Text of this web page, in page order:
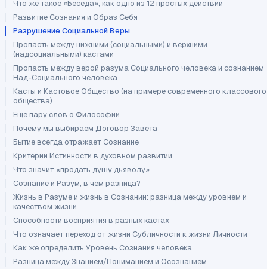
Что же такое «Беседа», как одно из 12 простых действий
Развитие Сознания и Образ Себя
Разрушение Социальной Веры
Пропасть между нижними (социальными) и верхними
(надсоциальными) кастами
Пропасть между верой разума Социального человека и сознанием
Над-Социального человека
Касты и Кастовое Общество (на примере современного классового
общества)
Еще пару слов о Философии
Почему мы выбираем Договор Завета
Бытие всегда отражает Сознание
Критерии Истинности в духовном развитии
Что значит «продать душу дьяволу»
Сознание и Разум, в чем разница?
Жизнь в Разуме и жизнь в Сознании: разница между уровнем и
качеством жизни
Способности восприятия в разных кастах
Что означает переход от жизни Субличности к жизни Личности
Как же определить Уровень Сознания человека
Разница между Знанием/Пониманием и Осознанием